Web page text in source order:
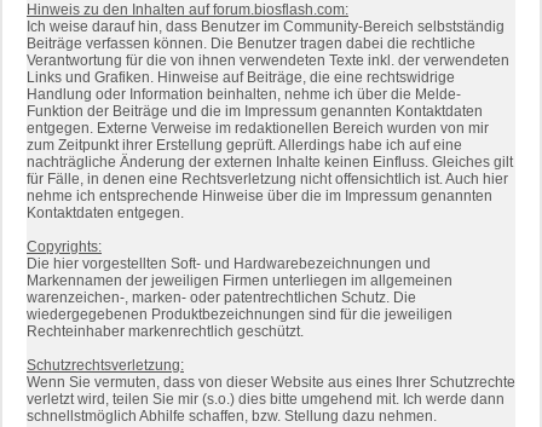
Hinweis zu den Inhalten auf forum.biosflash.com:
Ich weise darauf hin, dass Benutzer im Community-Bereich selbstständig
Beiträge verfassen können. Die Benutzer tragen dabei die rechtliche
Verantwortung für die von ihnen verwendeten Texte inkl. der verwendeten
Links und Grafiken. Hinweise auf Beiträge, die eine rechtswidrige
Handlung oder Information beinhalten, nehme ich über die Melde-
Funktion der Beiträge und die im Impressum genannten Kontaktdaten
entgegen. Externe Verweise im redaktionellen Bereich wurden von mir
zum Zeitpunkt ihrer Erstellung geprüft. Allerdings habe ich auf eine
nachträgliche Änderung der externen Inhalte keinen Einfluss. Gleiches gilt
für Fälle, in denen eine Rechtsverletzung nicht offensichtlich ist. Auch hier
nehme ich entsprechende Hinweise über die im Impressum genannten
Kontaktdaten entgegen.
Copyrights:
Die hier vorgestellten Soft- und Hardwarebezeichnungen und
Markennamen der jeweiligen Firmen unterliegen im allgemeinen
warenzeichen-, marken- oder patentrechtlichen Schutz. Die
wiedergegebenen Produktbezeichnungen sind für die jeweiligen
Rechteinhaber markenrechtlich geschützt.
Schutzrechtsverletzung:
Wenn Sie vermuten, dass von dieser Website aus eines Ihrer Schutzrechte
verletzt wird, teilen Sie mir (s.o.) dies bitte umgehend mit. Ich werde dann
schnellstmöglich Abhilfe schaffen, bzw. Stellung dazu nehmen.